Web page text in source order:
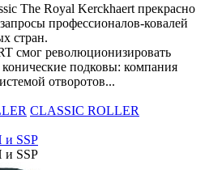
The Royal Kerckhaert прекрасно
профессионалов-ковалей
стран.
смог революционизировать
подковы: компания
отворотов...
CLASSIC ROLLER
и SSP
и SSP